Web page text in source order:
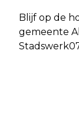
Blijf op de
gemeente